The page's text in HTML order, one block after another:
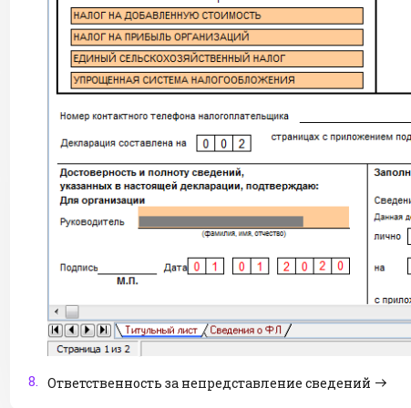
8. Ответственность за непредставление сведений